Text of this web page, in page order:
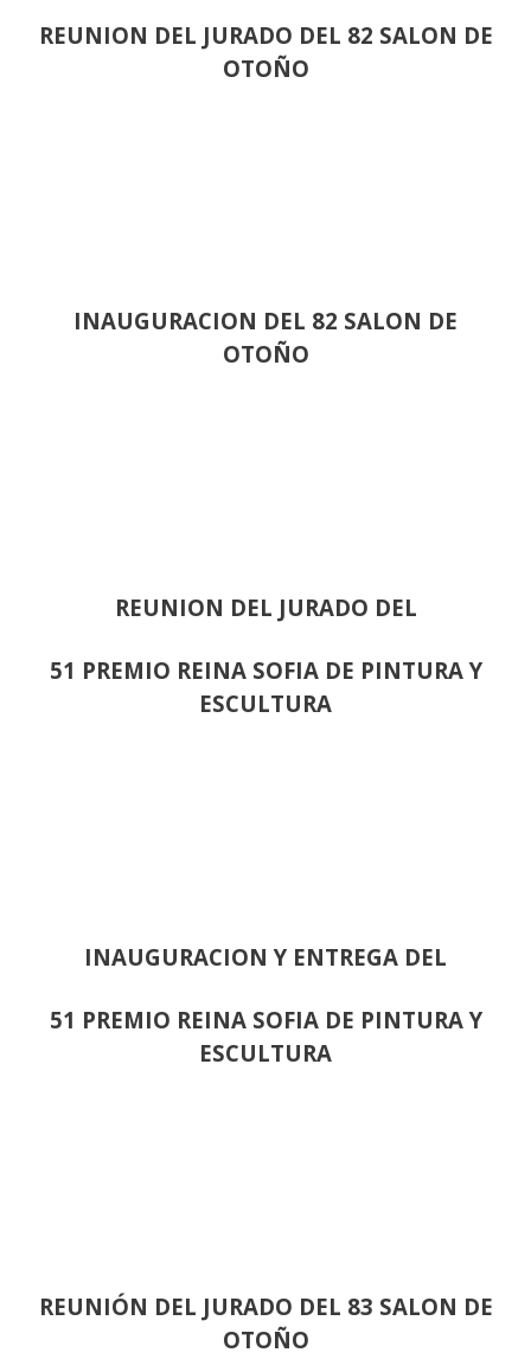
REUNION DEL JURADO DEL 82 SALON DE
OTOÑO
INAUGURACION DEL 82 SALON DE
OTOÑO
REUNION DEL JURADO DEL
51 PREMIO REINA SOFIA DE PINTURA Y
ESCULTURA
INAUGURACION Y ENTREGA DEL
51 PREMIO REINA SOFIA DE PINTURA Y
ESCULTURA
REUNIÓN DEL JURADO DEL 83 SALON DE
OTOÑO